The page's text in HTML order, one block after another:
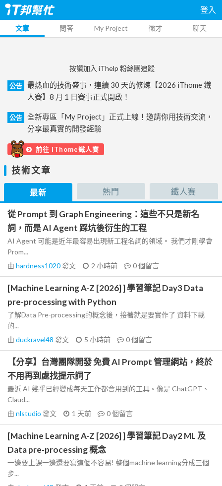
登入
文章 問答 My Project 徵才 聊天
按讚加入 iThelp 粉絲團追蹤
公告
最熱血的技術盛事，連續 30 天的修煉【2026 iThome 鐵
人賽】8 月 1 日賽事正式開啟！
公告
全新專區「My Project」正式上線！邀請你用技術交流，
分享最真實的開發經驗
前往 iThome鐵人賽
技術文章
最新 熱門 鐵人賽
從 Prompt 到 Graph Engineering：這些不只是新名
詞，而是 AI Agent 踩坑後衍生的工程
AI Agent 可能是近年最容易出現新工程名詞的領域。 我們才剛學會
Prom...
由 hardness1020發文 2 小時前 0個留言
[Machine Learning A-Z [2026] ] 學習筆記 Day3 Data
pre-processing with Python
了解Data Pre-processing的概念後，接著就是要實作了 資料下載
的...
由 duckravel48 發文 5 小時前 0個留言
【分享】台灣團隊開發 免費 AI Prompt 管理網站，終於
不用再到處找提示詞了
最近 AI 幾乎已經變成每天工作都會用到的工具。像是 ChatGPT、
Claud...
由 nlstudio 發文 1 天前 0個留言
[Machine Learning A-Z [2026] ] 學習筆記 Day2 ML 及
Data pre-processing 概念
一邊要上課一邊還要寫這個不容易! 整個machine learning分成三個
步...